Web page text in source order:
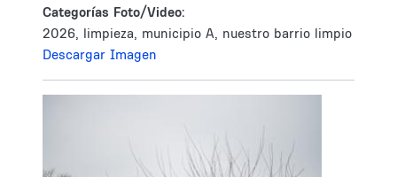
Categorías Foto/Video:
2026, limpieza, municipio A, nuestro barrio limpio
Descargar Imagen